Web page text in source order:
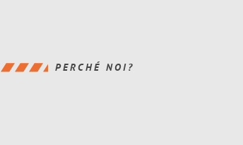
PERCHÉ NOI?